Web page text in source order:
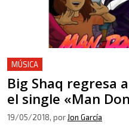
MÚSICA
Big Shaq regresa
el single «Man
19/05/2018, por Jon García